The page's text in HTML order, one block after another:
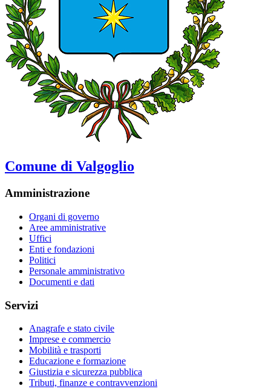
Comune di Valgoglio
Amministrazione
Organi di governo
Aree amministrative
Uffici
Enti e fondazioni
Politici
Personale amministrativo
Documenti e dati
Servizi
Anagrafe e stato civile
Imprese e commercio
Mobilità e trasporti
Educazione e formazione
Giustizia e sicurezza pubblica
Tributi, finanze e contravvenzioni